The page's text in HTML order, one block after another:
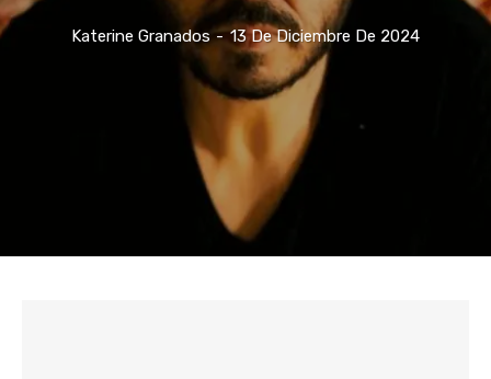
Katerine Granados - 13 De Diciembre De 2024